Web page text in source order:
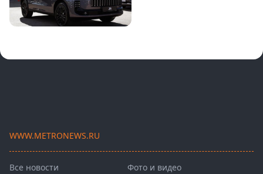
WWW.METRONEWS.RU
Все новости
Фото и видео